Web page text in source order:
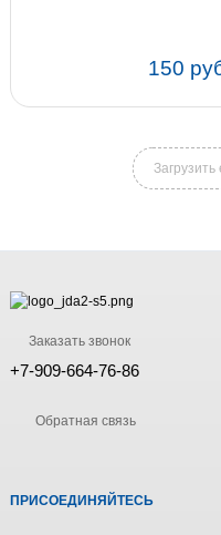
150
Заказать звонок
+7-909-664-76-86
Обратная связь
ПРИСОЕДИНЯЙТЕСЬ